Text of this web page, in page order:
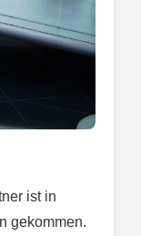
ist in
gekommen.